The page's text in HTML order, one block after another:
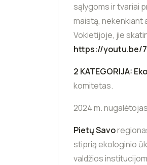
sąlygoms ir tvariai
maistą, nekenkiant
Vokietijoje, jie
https://youtu.be/
2 KATEGORIJA:
komitetas.
2024 m.
Pietų Savo
stiprią ekologinio
valdžios